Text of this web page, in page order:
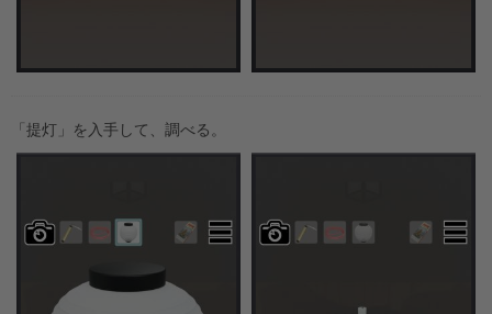
「提灯」を入手して、調べる。